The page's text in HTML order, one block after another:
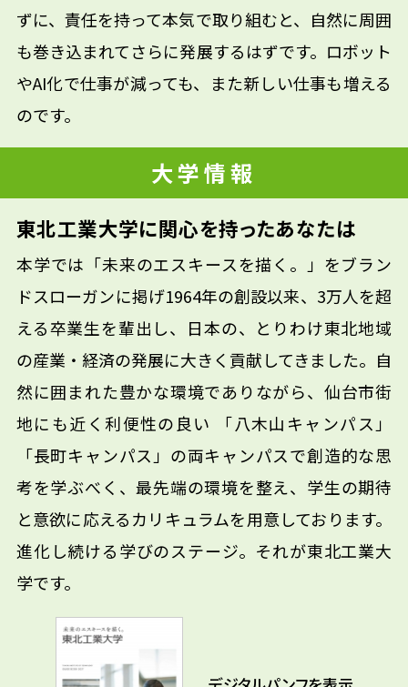
ずに、責任を持って本気で取り組むと、自然に周囲
も巻き込まれてさらに発展するはずです。ロボット
やAI化で仕事が減っても、また新しい仕事も増える
のです。
大学情報
東北工業大学に関心を持ったあなたは
本学では「未来のエスキースを描く。」をブラン
ドスローガンに掲げ1964年の創設以来、3万人を超
える卒業生を輩出し、日本の、とりわけ東北地域
の産業・経済の発展に大きく貢献してきました。自
然に囲まれた豊かな環境でありながら、仙台市街
地にも近く利便性の良い 「八木山キャンパス」
「長町キャンパス」の両キャンパスで創造的な思
考を学ぶべく、最先端の環境を整え、学生の期待
と意欲に応えるカリキュラムを用意しております。
進化し続ける学びのステージ。それが東北工業大
学です。